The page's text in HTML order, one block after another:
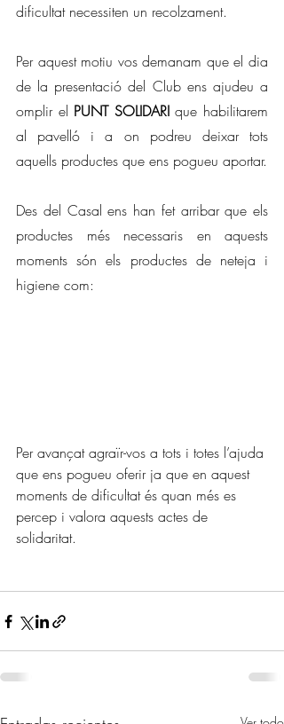
dificultat necessiten un recolzament.
Per aquest motiu vos demanam que el dia
de la presentació del Club ens ajudeu a
omplir el PUNT SOLIDARI que habilitarem
al pavelló i a on podreu deixar tots
aquells productes que ens pogueu aportar.
Des del Casal ens han fet arribar que els
productes més necessaris en aquests
moments són els productes de neteja i
higiene com:
Per avançat agraïr-vos a tots i totes l’ajuda
que ens pogueu oferir ja que en aquest
moments de dificultat és quan més es
percep i valora aquests actes de
solidaritat.